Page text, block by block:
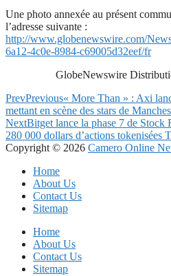
Une photo annexée au présent
l’adresse suivante :
http://www.globenewswire.com/
6a12-4c0e-8984-c69005d32eef/fr
GlobeNewswire
PrevPrevious« More Than » : Axi
mettant en scène des stars de
NextBitget lance la phase 7 de Stock
280 000 dollars d’actions tokenisées
Copyright © 2026 Camero Online
Home
About Us
Contact Us
Sitemap
Home
About Us
Contact Us
Sitemap